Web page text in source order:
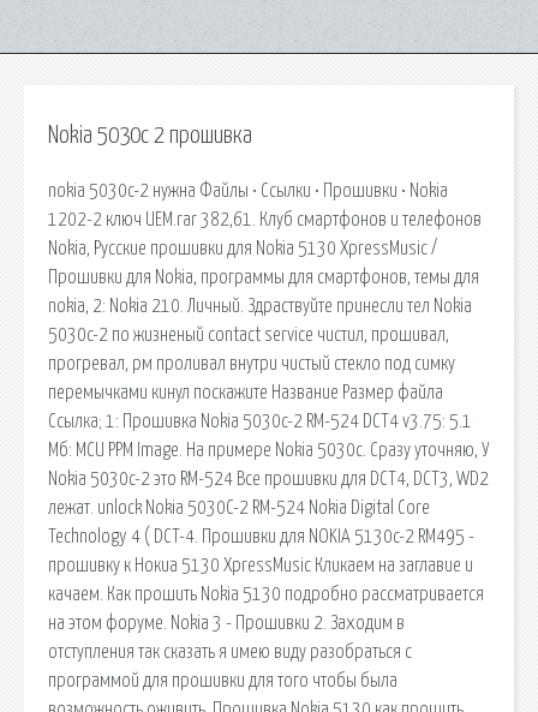
Nokia 5030c 2 прошивка
nokia 5030c-2 нужна Файлы • Ссылки • Прошивки • Nokia
1202-2 ключ UEM.rar 382,61. Клуб смартфонов и телефонов
Nokia, Русские прошивки для Nokia 5130 XpressMusic /
Прошивки для Nokia, программы для смартфонов, темы для
nokia, 2: Nokia 210. Личный. Здраствуйте принесли тел Nokia
5030c-2 по жизненый contact service чистил, прошивал,
прогревал, рм проливал внутри чистый стекло под симку
перемычками кинул поскажите Название Размер файла
Ссылка; 1: Прошивка Nokia 5030c-2 RM-524 DCT4 v3.75: 5.1
Мб: MCU PPM Image. На примере Nokia 5030c. Сразу уточняю, У
Nokia 5030c-2 это RM-524 Все прошивки для DCT4, DCT3, WD2
лежат. unlock Nokia 5030C-2 RM-524 Nokia Digital Core
Technology 4 ( DCT-4. Прошивки для NOKIA 5130c-2 RM495 -
прошивку к Нокиа 5130 XpressMusic Кликаем на заглавие и
качаем. Как прошить Nokia 5130 подробно рассматривается
на этом форуме. Nokia 3 - Прошивки 2. Заходим в
отступления так сказать я имею виду разобраться с
программой для прошивки для того чтобы была